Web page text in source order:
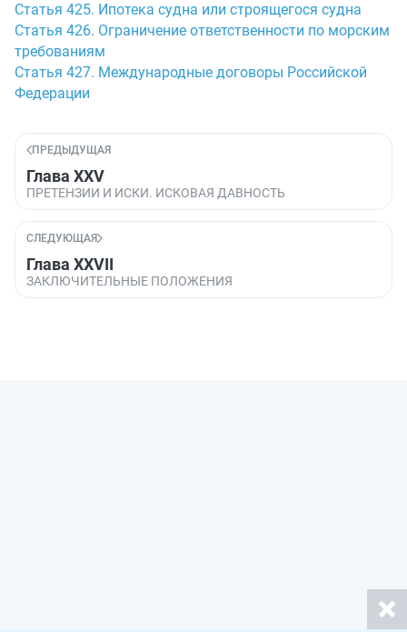
Статья 425. Ипотека судна или строящегося судна
Статья 426. Ограничение ответственности по морским
требованиям
Статья 427. Международные договоры Российской
Федерации
ПРЕДЫДУЩАЯ
Глава XXV
ПРЕТЕНЗИИ И ИСКИ. ИСКОВАЯ ДАВНОСТЬ
СЛЕДУЮЩАЯ
Глава XXVII
ЗАКЛЮЧИТЕЛЬНЫЕ ПОЛОЖЕНИЯ